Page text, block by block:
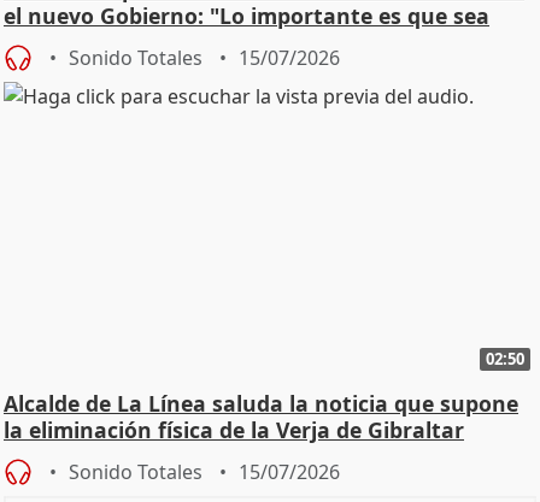
el nuevo Gobierno: "Lo importante es que sea
una leg
Sonido Totales 15/07/2026
02:50
Alcalde de La Línea saluda la noticia que supone
la eliminación física de la Verja de Gibraltar
Sonido Totales 15/07/2026